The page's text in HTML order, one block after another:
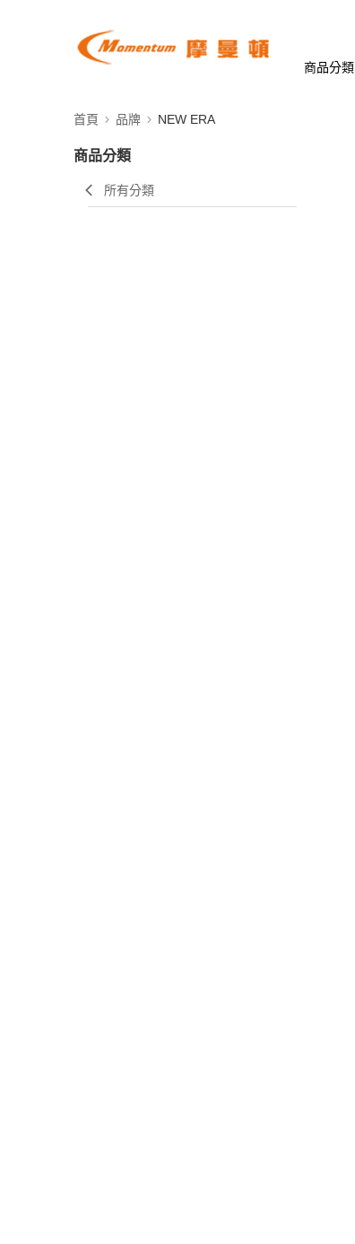
商品分類
首頁 品牌 NEW ERA
商品分類
所有分類